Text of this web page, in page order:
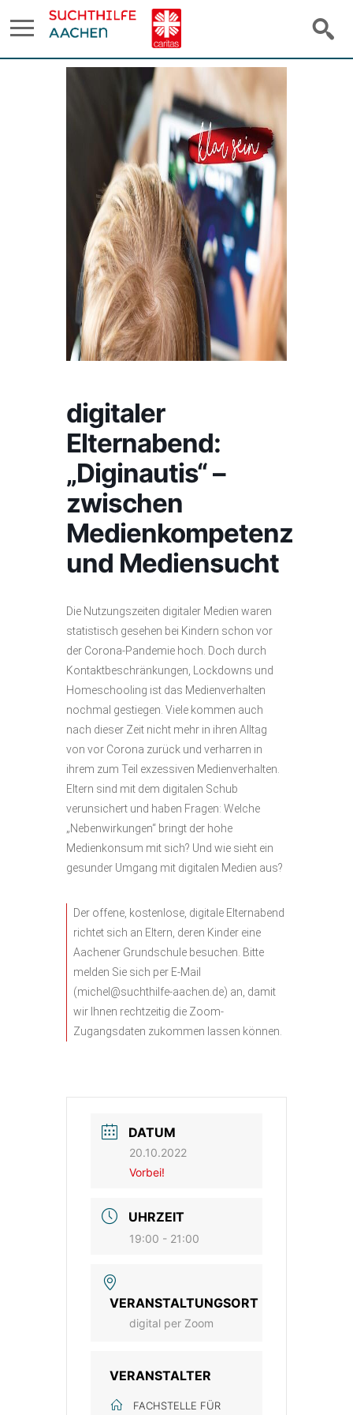
digitaler
Elternabend:
„Diginautis“ –
zwischen
Medienkompetenz
und Mediensucht
Die Nutzungszeiten digitaler Medien waren
statistisch gesehen bei Kindern schon vor
der Corona-Pandemie hoch. Doch durch
Kontaktbeschränkungen, Lockdowns und
Homeschooling ist das Medienverhalten
nochmal gestiegen. Viele kommen auch
nach dieser Zeit nicht mehr in ihren Alltag
von vor Corona zurück und verharren in
ihrem zum Teil exzessiven Medienverhalten.
Eltern sind mit dem digitalen Schub
verunsichert und haben Fragen: Welche
„Nebenwirkungen“ bringt der hohe
Medienkonsum mit sich? Und wie sieht ein
gesunder Umgang mit digitalen Medien aus?
Der offene, kostenlose, digitale Elternabend
richtet sich an Eltern, deren Kinder eine
Aachener Grundschule besuchen. Bitte
melden Sie sich per E-Mail
(michel@suchthilfe-aachen.de) an, damit
wir Ihnen rechtzeitig die Zoom-
Zugangsdaten zukommen lassen können.
DATUM
20.10.2022
Vorbei!
UHRZEIT
19:00 - 21:00
VERANSTALTUNGSORT
digital per Zoom
VERANSTALTER
FACHSTELLE FÜR